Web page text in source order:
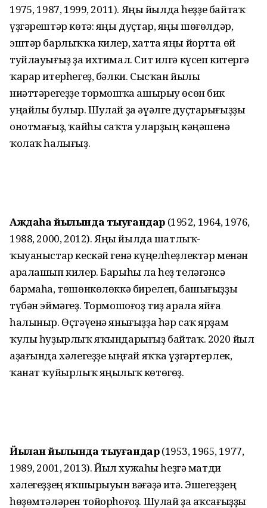
1975, 1987, 1999, 2011). Яңы йылда һеҙҙе байтаҡ
үҙгәрештәр көтә: яңы дуҫтар, яңы шөғөлдәр,
эштәр барлыҡҡа килер, хатта яңы йортта өй
туйлауығыҙ ҙа ихтимал. Сит илгә күсеп китергә
ҡарар итерһегеҙ, бәлки. Сысҡан йылы
ниәттәрегеҙҙе тормошҡа ашырыу өсөн бик
уңайлы булыр. Шулай ҙа әүәлге дуҫтарығыҙҙы
онотмағыҙ, ҡайһы саҡта уларҙың кәңәшенә
ҡолаҡ һалығыҙ.
Аждаһа йылында тыуғандар(1952, 1964, 1976,
1988, 2000, 2012). Яңы йылда шатлыҡ-
ҡыуаныстар кескәй генә күңелһеҙлектәр менән
аралашып килер. Барыһы ла һеҙ те­ләгәнсә
бармаһа, төшөнкөлөккә бирелеп, башығыҙҙы
түбән эймәгеҙ. Тормошоғоҙ тиҙ арала яйға
һалыныр. Өҫтәүенә янығыҙҙа һәр саҡ ярҙам
ҡулы һуҙырлыҡ яҡындарығыҙ байтаҡ. 2020 йыл
аҙағында хәлегеҙҙе ыңғай яҡҡа үҙгәртерлек,
ҡанат ҡуйырлыҡ яңылыҡ көтөгөҙ.
Йылан йылында тыуғандар(1953, 1965, 1977,
1989, 2001, 2013). Йыл хужаһы һеҙгә матди
хәлегеҙҙең яҡшырыуын вәғәҙә итә. Эшегеҙҙең
һөҙөмтәләрен тойорһоғоҙ. Шулай ҙа аҡсағыҙҙы